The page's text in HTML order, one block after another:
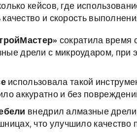
кейсов, где
и скорость
сократила время
дрели с микроударом, при
использовала такой
аккуратно и без
внедрил алмазные
что улучшило